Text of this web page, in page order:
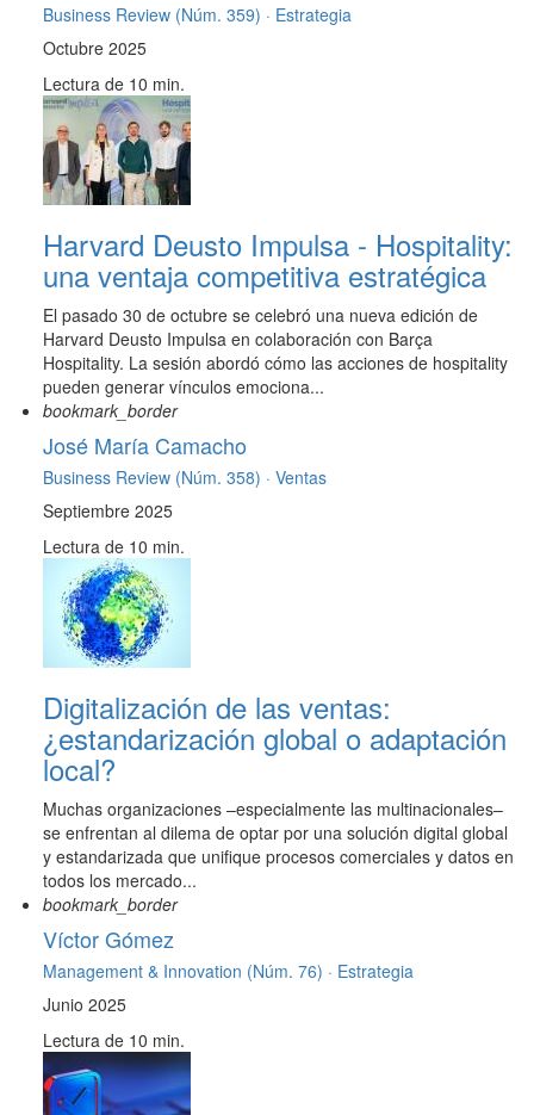
Business Review (Núm. 359) · Estrategia
Octubre 2025
Lectura de 10 min.
Harvard Deusto Impulsa - Hospitality:
una ventaja competitiva estratégica
El pasado 30 de octubre se celebró una nueva edición de
Harvard Deusto Impulsa en colaboración con Barça
Hospitality. La sesión abordó cómo las acciones de hospitality
pueden generar vínculos emociona...
bookmark_border
José María Camacho
Business Review (Núm. 358) · Ventas
Septiembre 2025
Lectura de 10 min.
Digitalización de las ventas:
¿estandarización global o adaptación
local?
Muchas organizaciones –especialmente las multinacionales–
se enfrentan al dilema de optar por una solución digital global
y estandarizada que unifique procesos comerciales y datos en
todos los mercado...
bookmark_border
Víctor Gómez
Management & Innovation (Núm. 76) · Estrategia
Junio 2025
Lectura de 10 min.